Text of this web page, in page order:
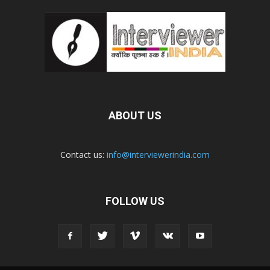
ABOUT US
Contact us: info@interviewerindia.com
FOLLOW US